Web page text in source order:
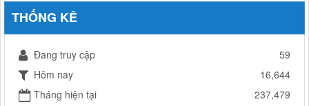
THỐNG KÊ
Đang truy cập
59
Hôm nay
16,644
Tháng hiện tại
237,479